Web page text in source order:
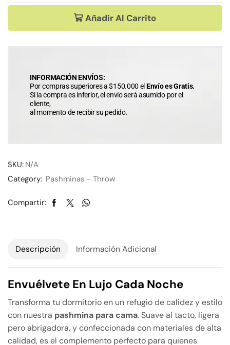
Añadir Al Carrito
INFORMACIÓN ENVÍOS:
Por compras superiores a $150.000 elEnvío es Gratis.
Si la compra es inferior, el envío será asumido por el
cliente,
al momento de recibir su pedido.
SKU: N/A
Category: Pashminas - Throw
Compartir:
Descripción Información Adicional
Envuélvete En Lujo Cada Noche
Transforma tu dormitorio en un refugio de calidez y estilo
con nuestra pashmina para cama. Suave al tacto, ligera
pero abrigadora, y confeccionada con materiales de alta
calidad, es el complemento perfecto para quienes